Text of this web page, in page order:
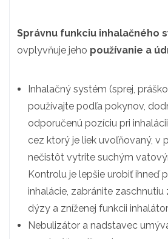
Správnu funkciu inhalačného
ovplyvňuje jeho používanie a
Inhalačný systém (sprej,
používajte podľa pokynov,
odporučenú pozíciu pri
cez ktorý je liek uvoľňovaný, v
nečistôt vytrite suchým
Kontrolu je lepšie urobiť ihneď
inhalácie, zabránite
dýzy a zníženej funkcii
Nebulizátor a nadstavec